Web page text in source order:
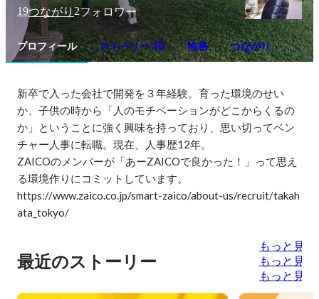
19つながり2フォロワー
プロフィール ストーリー 30 性格 つながり
新卒で入った会社で開発を３年経験。育った環境のせい
か、子供の時から「人のモチベーションがどこからくるの
か」ということに強く興味を持っており、思い切ってベン
チャー人事に転職。現在、人事歴12年。
ZAICOのメンバーが「あーZAICOで良かった！」って思え
る環境作りにコミットしています。
https://www.zaico.co.jp/smart-zaico/about-us/recruit/takah
最近のストーリー
もっと見る
もっと見る
もっと見る